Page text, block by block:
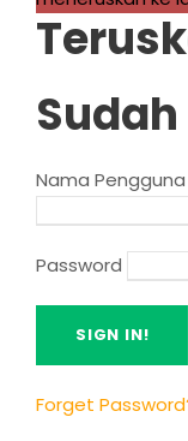
Nama
Password
Forget Password